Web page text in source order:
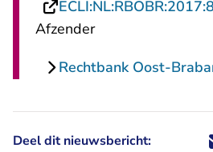
Afzender
Rechtbank Oost-
Deel dit nieuwsbericht: Deel